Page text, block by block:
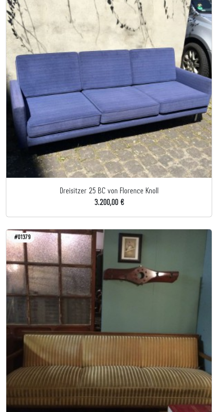
Dreisitzer 25 BC von Florence Knoll
3.200,00 €
#01379